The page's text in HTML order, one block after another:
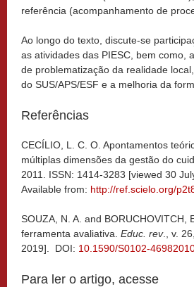
referência (acompanhamento de
Ao longo do texto, discute-se
as atividades das PIESC, bem como,
de problematização da realidade
do SUS/APS/ESF e a melhoria da
Referências
CECÍLIO, L. C. O. Apontamentos
múltiplas dimensões da gestão do
2011. ISSN: 1414-3283 [viewed 30
Available from: http://ref.scielo.org/
SOUZA, N. A. and
ferramenta avaliativa. Educ. rev., v.
2019]. DOI: 10.1590/S0102-
Para ler o artigo, acesse